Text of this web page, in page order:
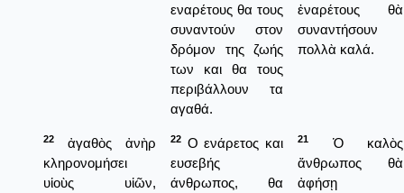
εναρέτους θα τους
συναντούν στον
δρόμον της ζωής
των και θα τους
περιβάλλουν τα
αγαθά.
ἐναρέτους θὰ
συναντήσουν
πολλὰ καλά.
22
ἀγαθὸς ἀνὴρ
κληρονομήσει
υἱοὺς υἱῶν,
22 Ο ενάρετος και
ευσεβής
άνθρωπος, θα
21
Ὁ καλὸς
ἄνθρωπος θὰ
ἀφήσῃ